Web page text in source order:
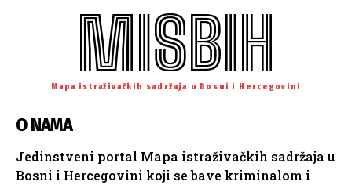
MISBIH
Mapa istraživačkih sadržaja u Bosni i Hercegovini
O NAMA
Jedinstveni portal Mapa istraživačkih sadržaja u
Bosni i Hercegovini koji se bave kriminalom i